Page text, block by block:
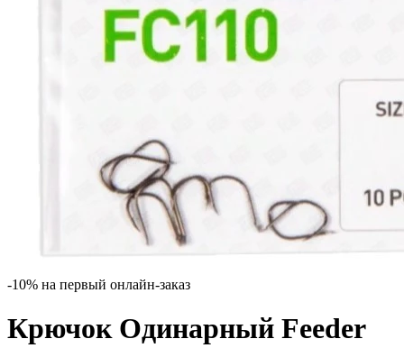
-10% на первый онлайн-заказ
Крючок Одинарный Feeder